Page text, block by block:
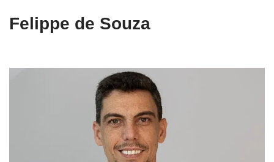
Felippe de Souza